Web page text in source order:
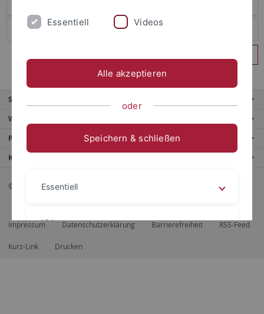
Service
Weitere Angebote
Portale
Kontaktinfo
© 2026 Eberhard Karls Universität Tübingen, Tübingen
Impressum Datenschutzerklärung Barrierefreiheit RSS-Feed
Kurz-Link Drucken
Essentiell Videos
Alle akzeptieren
oder
Speichern & schließen
Essentiell
Videos